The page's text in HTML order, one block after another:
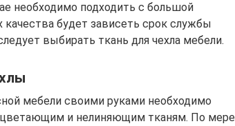
необходимо подходить с большой
будет зависеть срок службы
выбирать ткань для чехла мебели.
мебели своими руками необходимо
и нелиняющим тканям. По мере